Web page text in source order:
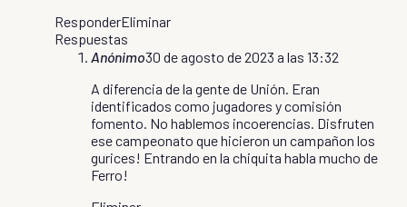
ResponderEliminar
Respuestas
Anónimo30 de agosto de 2023 a las 13:32
A diferencia de la gente de Unión. Eran
identificados como jugadores y comisión
fomento. No hablemos incoerencias. Disfruten
ese campeonato que hicieron un campañon los
gurices! Entrando en la chiquita habla mucho de
Ferro!